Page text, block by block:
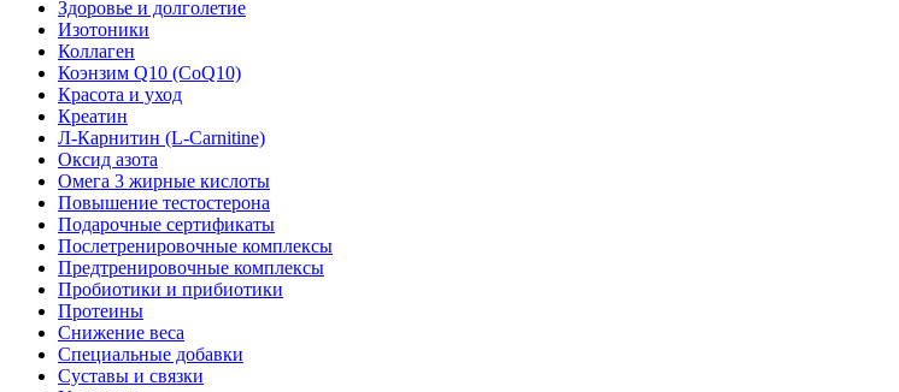
Здоровье и долголетие
Изотоники
Коллаген
Коэнзим Q10 (CoQ10)
Красота и уход
Креатин
Л-Карнитин (L-Сarnitine)
Оксид азота
Омега 3 жирные кислоты
Повышение тестостерона
Подарочные сертификаты
Послетренировочные комплексы
Предтренировочные комплексы
Пробиотики и прибиотики
Протеины
Снижение веса
Специальные добавки
Суставы и связки